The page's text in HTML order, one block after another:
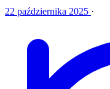
22 października 2025 ·